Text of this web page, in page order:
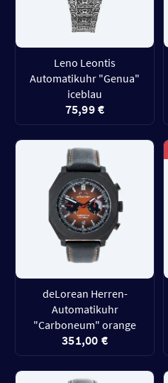
Leno Leontis
Automatikuhr "Genua"
iceblau
75,99 €
deLorean Herren-
Automatikuhr
"Carboneum" orange
351,00 €